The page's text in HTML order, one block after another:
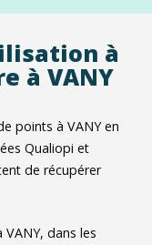
à
à VANY
points à VANY en
Qualiopi et
de récupérer
dans les